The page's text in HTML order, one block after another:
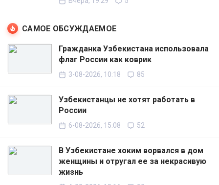
САМОЕ ОБСУЖДАЕМОЕ
Гражданка Узбекистана использовала
флаг России как коврик
3-08-2026, 10:18 85
Узбекистанцы не хотят работать в
России
6-08-2026, 15:08 52
В Узбекистане хоким ворвался в дом
женщины и отругал ее за некрасивую
жизнь